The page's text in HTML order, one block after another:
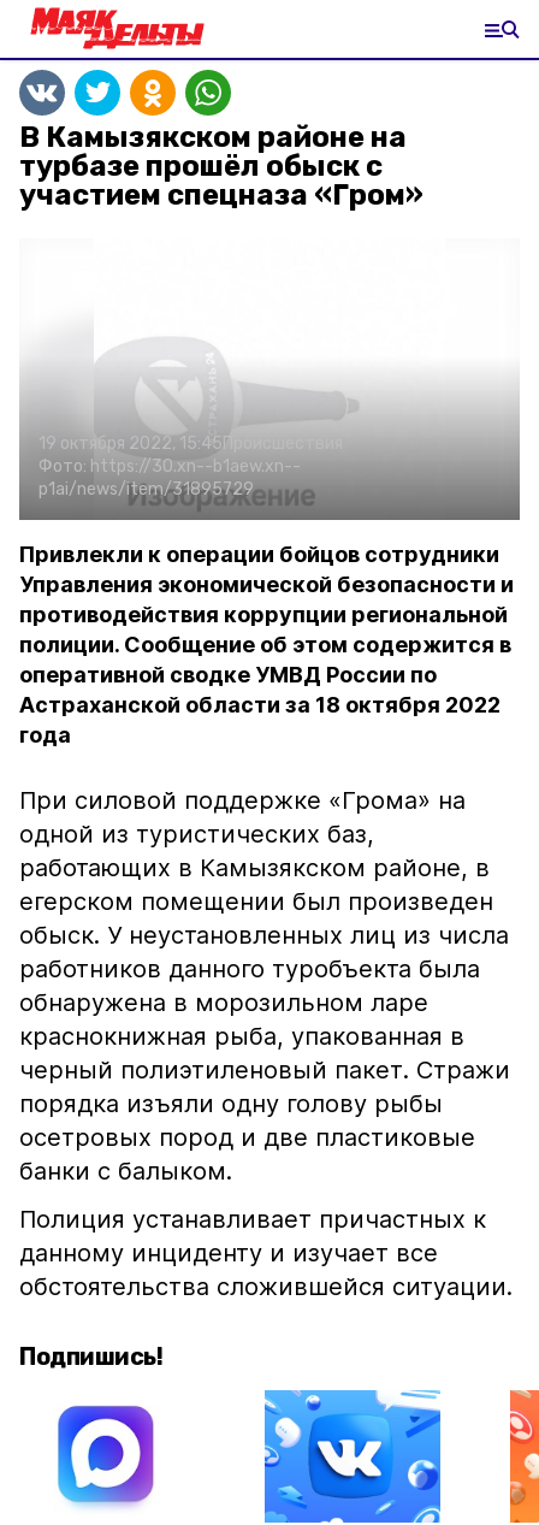
В Камызякском районе на
турбазе прошёл обыск с
участием спецназа «Гром»
19 октября 2022, 15:45Происшествия
Фото: https://30.xn--b1aew.xn--
p1ai/news/item/31895729
Привлекли к операции бойцов сотрудники
Управления экономической безопасности и
противодействия коррупции региональной
полиции. Сообщение об этом содержится в
оперативной сводке УМВД России по
Астраханской области за 18 октября 2022
года
При силовой поддержке «Грома» на
одной из туристических баз,
работающих в Камызякском районе, в
егерском помещении был произведен
обыск. У неустановленных лиц из числа
работников данного туробъекта была
обнаружена в морозильном ларе
краснокнижная рыба, упакованная в
черный полиэтиленовый пакет. Стражи
порядка изъяли одну голову рыбы
осетровых пород и две пластиковые
банки с балыком.
Полиция устанавливает причастных к
данному инциденту и изучает все
обстоятельства сложившейся ситуации.
Подпишись!